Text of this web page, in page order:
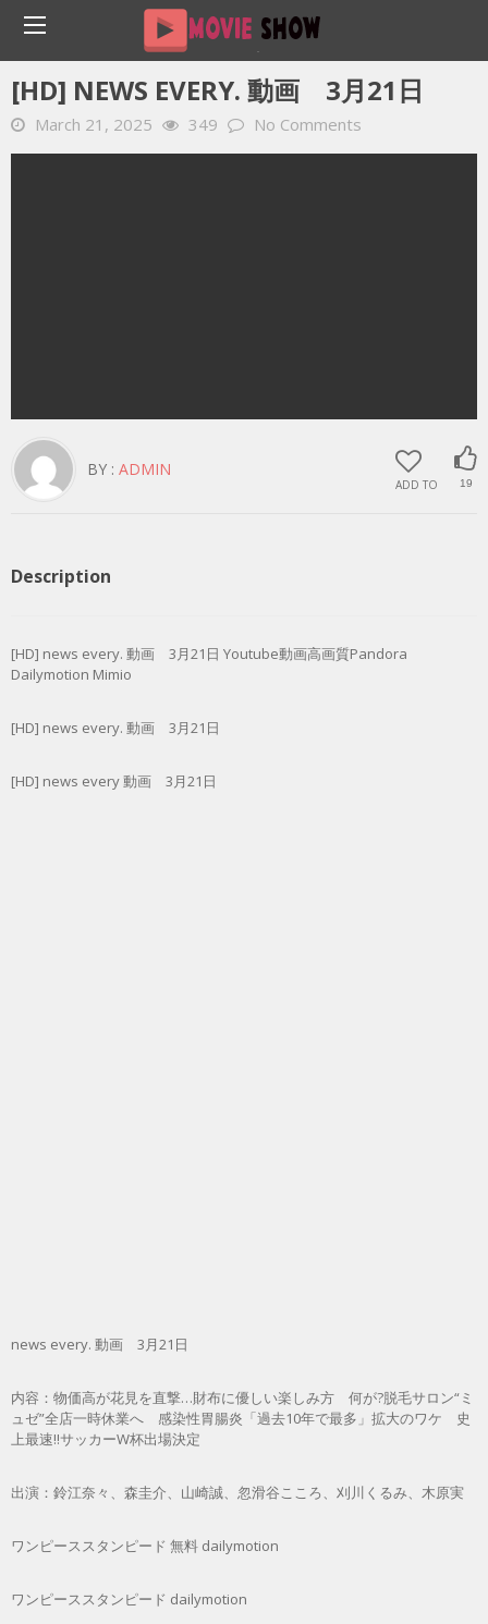
Home YOUTUBE 動画 毎日 [HD] News Every. 動画 3月21日
[HD] NEWS EVERY. 動画 3月21日
March 21, 2025 349 No Comments
ADD TO 19
BY : ADMIN
Description
[HD] news every. 動画 3月21日 Youtube動画高画質Pandora
Dailymotion Mimio
[HD] news every. 動画 3月21日
[HD] news every 動画 3月21日
news every. 動画 3月21日
内容：物価高が花見を直撃…財布に優しい楽しみ方 何が?脱毛サロン“ミ
ュゼ”全店一時休業へ 感染性胃腸炎「過去10年で最多」拡大のワケ 史
上最速!!サッカーW杯出場決定
出演：鈴江奈々、森圭介、山崎誠、忽滑谷こころ、刈川くるみ、木原実
ワンピーススタンピード 無料 dailymotion
ワンピーススタンピード dailymotion